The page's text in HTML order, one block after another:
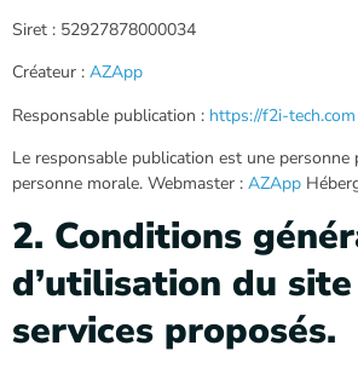
Siret : 52927878000034
Créateur : AZApp
Responsable publication : https://f2i-tech.com
Le responsable publication est une personne
personne morale. Webmaster : AZApp
2. Conditions
d’utilisation du
services proposés.